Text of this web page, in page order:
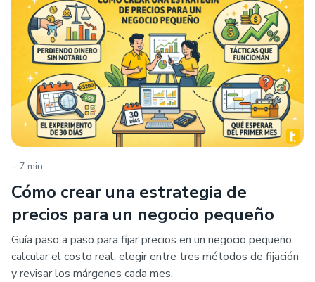
. 7 min
Cómo crear una estrategia de
precios para un negocio pequeño
Guía paso a paso para fijar precios en un negocio pequeño:
calcular el costo real, elegir entre tres métodos de fijación
y revisar los márgenes cada mes.